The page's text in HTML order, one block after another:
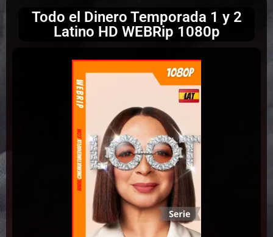
Todo el Dinero Temporada 1 y 2
Latino HD WEBRip 1080p